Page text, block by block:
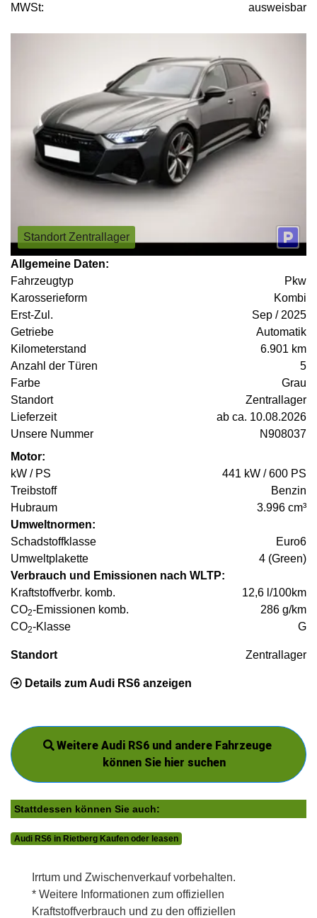
MWSt: ausweisbar
Standort Zentrallager
Allgemeine Daten:
Fahrzeugtyp
Pkw
Karosserieform
Kombi
Erst-Zul.
Sep / 2025
Getriebe
Automatik
Kilometerstand
6.901 km
Anzahl der Türen
5
Farbe
Grau
Standort
Zentrallager
Lieferzeit
ab ca. 10.08.2026
Unsere Nummer
N908037
Motor:
kW / PS
441 kW / 600 PS
Treibstoff
Benzin
Hubraum
3.996 cm³
Umweltnormen:
Schadstoffklasse
Euro6
Umweltplakette
4 (Green)
Verbrauch und Emissionen nach WLTP:
Kraftstoffverbr. komb.
12,6 l/100km
CO2-Emissionen komb.
286 g/km
CO2-Klasse G
Standort Zentrallager
Details zum Audi RS6 anzeigen
Weitere Audi RS6 und andere Fahrzeuge
können Sie hier suchen
Stattdessen können Sie auch:
Audi RS6 in Rietberg Kaufen oder leasen
Irrtum und Zwischenverkauf vorbehalten.
* Weitere Informationen zum offiziellen
Kraftstoffverbrauch und zu den offiziellen